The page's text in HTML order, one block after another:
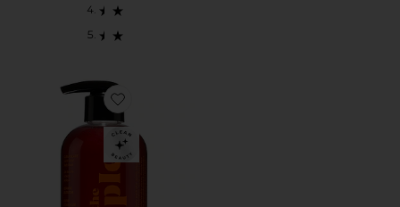
Favorite Clean Slate Lactic Acid Body Wash